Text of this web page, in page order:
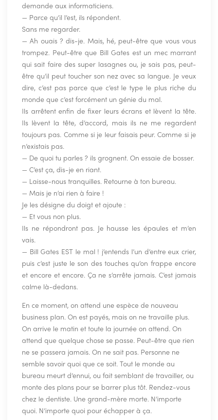
demande aux informaticiens.
— Parce qu’il l’est, ils répondent.
Sans me regarder.
— Ah ouais ? dis-je. Mais, hé, peut-être que vous vous
trompez. Peut-être que Bill Gates est un mec marrant
qui sait faire des super lasagnes ou, je sais pas, peut-
être qu’il peut toucher son nez avec sa langue. Je veux
dire, c’est pas parce que c’est le type le plus riche du
monde que c’est forcément un génie du mal.
Ils arrêtent enfin de fixer leurs écrans et lèvent la tête.
Ils lèvent la tête, d’accord, mais ils ne me regardent
toujours pas. Comme si je leur faisais peur. Comme si je
n’existais pas.
— De quoi tu parles ? ils grognent. On essaie de bosser.
— C’est ça, dis-je en riant.
— Laisse-nous tranquilles. Retourne à ton bureau.
— Mais je n’ai rien à faire !
Je les désigne du doigt et ajoute :
— Et vous non plus.
Ils ne répondront pas. Je hausse les épaules et m’en
vais.
— Bill Gates EST le mal ! j’entends l’un d’entre eux crier,
puis c’est juste le son des touches qu’on frappe encore
et encore et encore. Ça ne s’arrête jamais. C’est jamais
calme là-dedans.
En ce moment, on attend une espèce de nouveau
business plan. On est payés, mais on ne travaille plus.
On arrive le matin et toute la journée on attend. On
attend que quelque chose se passe. Peut-être que rien
ne se passera jamais. On ne sait pas. Personne ne
semble savoir quoi que ce soit. Tout le monde au
bureau meurt d’ennui, ou fait semblant de travailler, ou
monte des plans pour se barrer plus tôt. Rendez-vous
chez le dentiste. Une grand-mère morte. N’importe
quoi. N’importe quoi pour échapper à ça.